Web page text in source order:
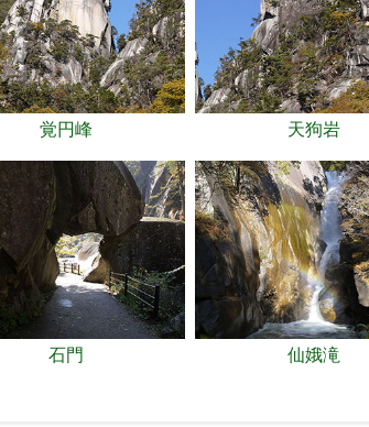
覚円峰 天狗岩
石門 仙娥滝